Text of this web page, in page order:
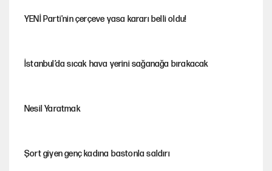
YENİ Parti'nin çerçeve yasa kararı belli oldu!
İstanbul’da sıcak hava yerini sağanağa bırakacak
Nesil Yaratmak
Şort giyen genç kadına bastonla saldırı